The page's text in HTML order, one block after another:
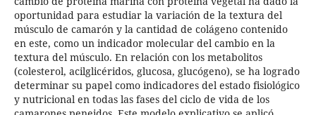
oportunidad para estudiar la variación de la textura del
músculo de camarón y la cantidad de colágeno contenido
en este, como un indicador molecular del cambio en la
textura del músculo. En relación con los metabolitos
(colesterol, acilglicéridos, glucosa, glucógeno), se ha logrado
determinar su papel como indicadores del estado fisiológico
y nutricional en todas las fases del ciclo de vida de los